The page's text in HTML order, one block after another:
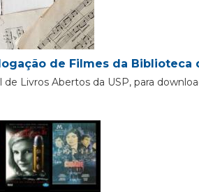
de Filmes da Biblioteca
de Livros Abertos da USP, para